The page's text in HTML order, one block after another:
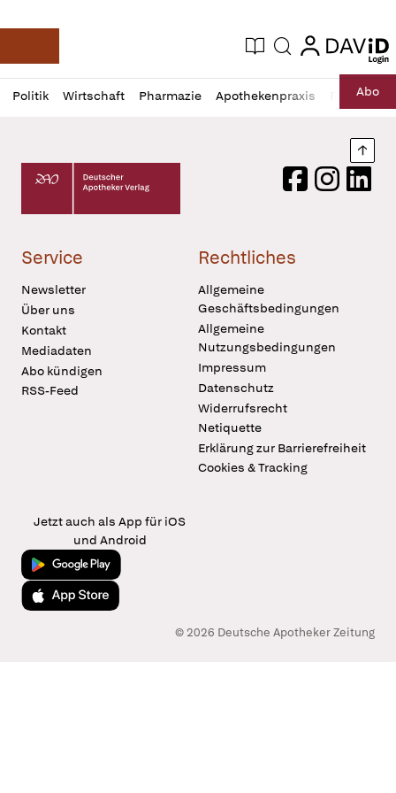
Deutsche Apotheker Zeitung
Aktuelle Ausgabe
Suche login
login
Politik Wirtschaft Pharmazie Apothekenpraxis RechtAbo
Profil
öffnen
Daz
Pur
Deutscher Apotheker Verlag Logo
FacebookInstagram
Service
Newsletter
Über uns
Kontakt
Mediadaten
Abo kündigen
RSS-Feed
Rechtliches
Allgemeine
Geschäftsbedingungen
Allgemeine
Nutzungsbedingungen
Impressum
Datenschutz
Widerrufsrecht
Netiquette
Erklärung zur Barrierefreiheit
Cookies & Tracking
Jetzt auch als App für iOS
und Android
Jetzt bei Google Play
Laden im App Store
© 2026 Deutsche Apotheker Zeitung